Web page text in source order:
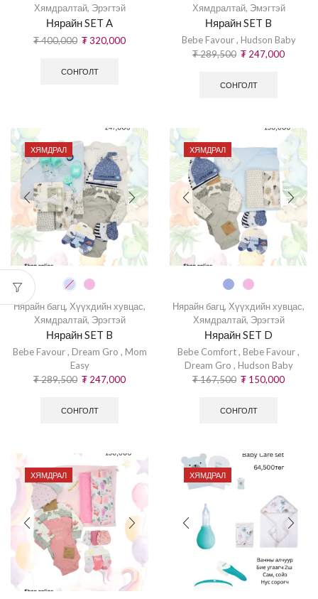
Хямдралтай, Эрэгтэй
Нярайн SET A
₮400,000 ₮320,000
СОНГОЛТ
Хямдралтай, Эмэгтэй
Нярайн SET B
Bebe Favour, Hudson Baby
₮289,500 ₮ 247,000
СОНГОЛТ
ХЯМДРАЛ
Нярайн багц, Хүүхдийн хувцас,
Хямдралтай, Эрэгтэй
Нярайн SET B
Bebe Favour, Dream Gro , Mom
Easy
₮289,500 ₮ 247,000
СОНГОЛТ
ХЯМДРАЛ
Нярайн багц, Хүүхдийн хувцас,
Хямдралтай, Эрэгтэй
Нярайн SET D
Bebe Comfort, Bebe Favour,
Dream Gro , Hudson Baby
₮167,500 ₮ 150,000
СОНГОЛТ
ХЯМДРАЛ ХЯМДРАЛ